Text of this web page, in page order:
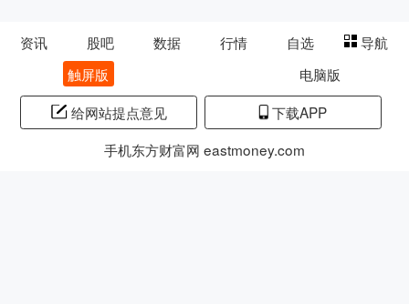
资讯 股吧 数据 行情 自选
导航
触屏版
电脑版
给网站提点意见
下载APP
手机东方财富网 eastmoney.com